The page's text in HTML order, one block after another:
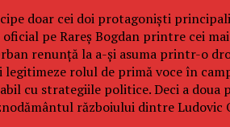
doar cei doi protagoniști
pe Rareș Bogdan printre cei
renunță la a-și asuma printr-o
rolul de primă voce în
cu strategiile politice. Deci a
războiului dintre Ludovic